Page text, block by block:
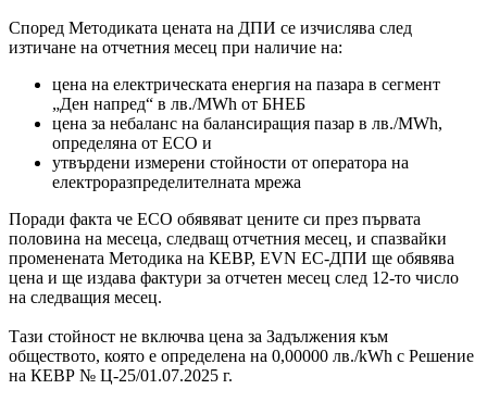
Според Методиката цената на ДПИ се изчислява след
изтичане на отчетния месец при наличие на:
цена на електрическата енергия на пазара в сегмент
„Ден напред“ в лв./MWh от БНЕБ
цена за небаланс на балансиращия пазар в лв./MWh,
определяна от ЕСО и
утвърдени измерени стойности от оператора на
електроразпределителната мрежа
Поради факта че ЕСО обявяват цените си през първата
половина на месеца, следващ отчетния месец, и спазвайки
променената Методика на КЕВР, EVN EC-ДПИ ще обявява
цена и ще издава фактури за отчетен месец след 12-то число
на следващия месец.
Тази стойност не включва цена за Задължения към
обществото, която е определена на 0,00000 лв./kWh с Решение
на КЕВР № Ц-25/01.07.2025 г.